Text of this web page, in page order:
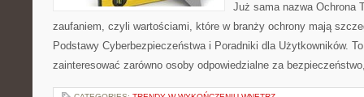
Już sama nazwa Ochrona
zaufaniem, czyli wartościami, które w branży ochrony mają
Podstawy Cyberbezpieczeństwa i Poradniki dla Użytkowników.
zainteresować zarówno osoby odpowiedzialne za